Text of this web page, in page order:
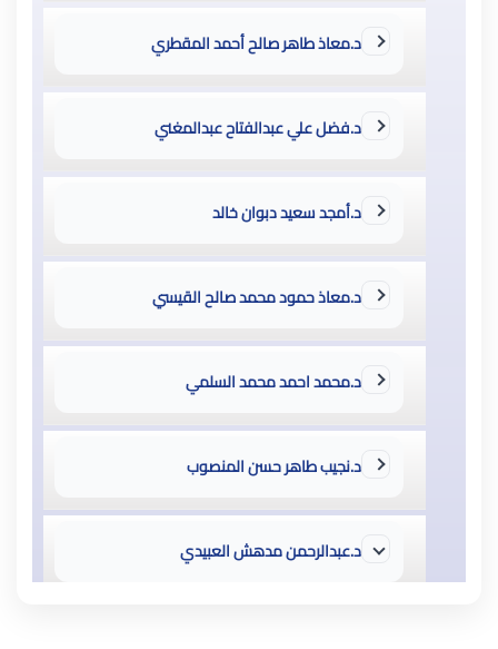
د.معاذ طاهر صالح أحمد المقطري
د.فضل علي عبدالفتاح عبدالمغني
د.أمجد سعيد دبوان خالد
د.معاذ حمود محمد صالح القيسي
د.محمد احمد محمد السلمي
د.نجيب طاهر حسن المنصوب
د.عبدالرحمن مدهش العبيدي